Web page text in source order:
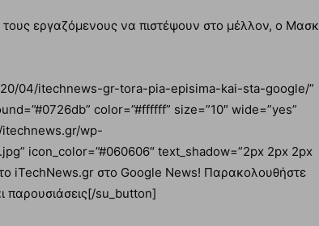
εργαζόμενους να πιστέψουν στο μέλλον, ο Μασκ
04/itechnews-gr-tora-pia-episima-kai-sta-google/”
color=”#ffffff” size=”10″ wide=”yes”
itechnews.gr/wp-
icon_color=”#060606″ text_shadow=”2px 2px 2px
iTechNews.gr στο Google News! Παρακολουθήστε
παρουσιάσεις[/su_button]